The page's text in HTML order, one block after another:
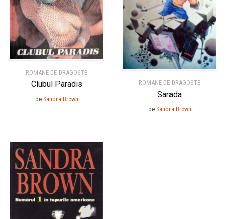
ROMANE DE DRAGOSTE
Clubul Paradis
de Sandra Brown
ROMANE DE DRAGOSTE
Sarada
de Sandra Brown